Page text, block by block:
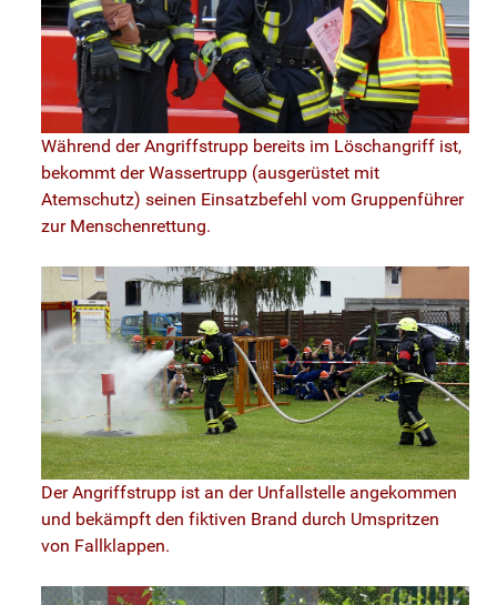
Während der Angriffstrupp bereits im Löschangriff ist,
bekommt der Wassertrupp (ausgerüstet mit
Atemschutz) seinen Einsatzbefehl vom Gruppenführer
zur Menschenrettung.
Der Angriffstrupp ist an der Unfallstelle angekommen
und bekämpft den fiktiven Brand durch Umspritzen
von Fallklappen.